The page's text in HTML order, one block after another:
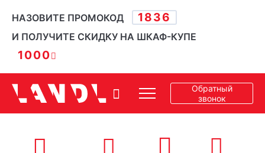
НАЗОВИТЕ ПРОМОКОД 1836
И ПОЛУЧИТЕ СКИДКУ НА ШКАФ-КУПЕ
1000
Обратный
звонок